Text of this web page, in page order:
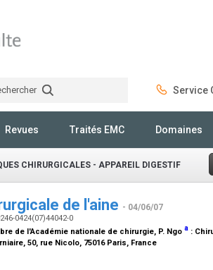
Service
Revues Traités EMC Domaines
CHIRURGICALES - APPAREIL DIGESTIF
de l'aine - 04/06/07
0424(07)44042-0
de l'Académie nationale de chirurgie, P. Ngo a :
50, rue Nicolo, 75016 Paris, France